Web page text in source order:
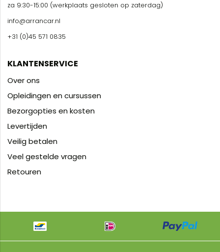
za 9:30-15:00 (werkplaats gesloten op zaterdag)
info@arrancar.nl
+31 (0)45 571 0835
KLANTENSERVICE
Over ons
Opleidingen en cursussen
Bezorgopties en kosten
Levertijden
Veilig betalen
Veel gestelde vragen
Retouren